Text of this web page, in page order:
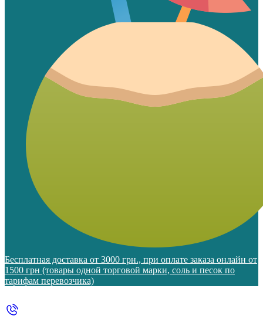
Бесплатная доставка от 3000 грн., при оплате заказа онлайн от
1500 грн (товары одной торговой марки, соль и песок по
тарифам перевозчика)